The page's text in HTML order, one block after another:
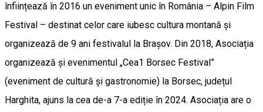
înființează în 2016 un eveniment unic în România – Alpin Film
Festival – destinat celor care iubesc cultura montană și
organizează de 9 ani festivalul la Brașov. Din 2018, Asociația
organizează și evenimentul „Cea1 Borsec Festival”
(eveniment de cultură și gastronomie) la Borsec, județul
Harghita, ajuns la cea de-a 7-a ediție în 2024. Asociația are o